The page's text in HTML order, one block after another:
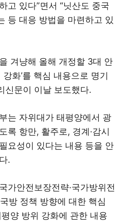
고 있다”면서 “닛산도 중국
등 대응 방법을 마련하고 있
겨냥해 올해 개정할 3대 안
화’를 핵심 내용으로 명기
신문이 이날 보도했다.
는 자위대가 태평양에서 광
록 항만, 활주로, 경계·감시
요성이 있다는 내용 등을 안
.
가안전보장전략·국가방위전
방 정책 방향에 대한 핵심
양 방위 강화에 관한 내용